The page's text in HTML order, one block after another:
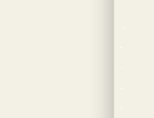
.
.
.
.
.